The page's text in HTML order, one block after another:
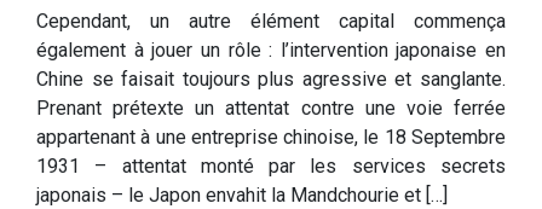
Cependant, un autre élément capital commença
également à jouer un rôle : l’intervention japonaise en
Chine se faisait toujours plus agressive et sanglante.
Prenant prétexte un attentat contre une voie ferrée
appartenant à une entreprise chinoise, le 18 Septembre
1931 – attentat monté par les services secrets
japonais – le Japon envahit la Mandchourie et […]